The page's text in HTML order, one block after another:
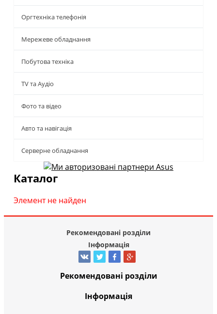
Оргтехніка телефонія
Мережеве обладнання
Побутова техніка
TV та Аудіо
Фото та відео
Авто та навігація
Серверне обладнання
Каталог
Элемент не найден
Рекомендовані розділи
Інформація
Рекомендовані розділи
Інформація